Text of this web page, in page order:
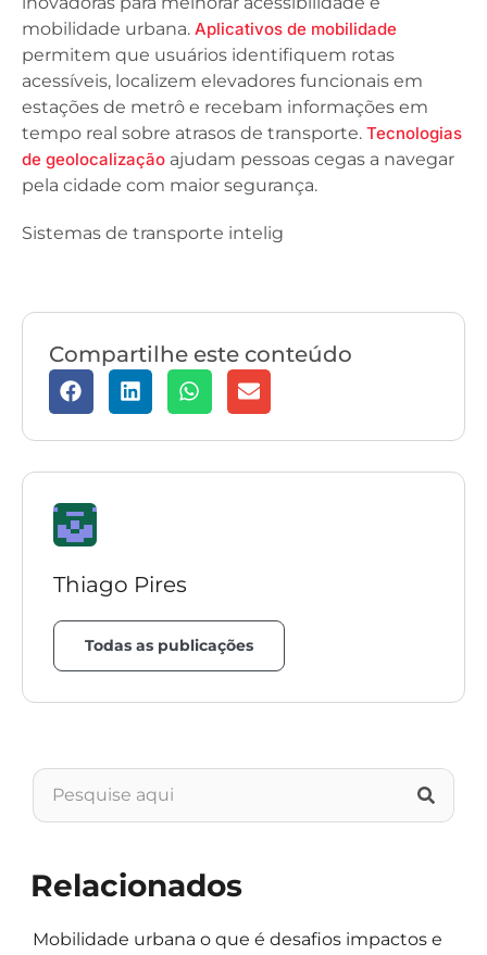
mobilidade urbana. Aplicativos de mobilidade
permitem que usuários identifiquem rotas
acessíveis, localizem elevadores funcionais em
estações de metrô e recebam informações em
tempo real sobre atrasos de transporte. Tecnologias
de geolocalização ajudam pessoas cegas a navegar
pela cidade com maior segurança.
Sistemas de transporte intelig
Compartilhe este conteúdo
Thiago Pires
Todas as publicações
Relacionados
Mobilidade urbana o que é desafios impactos e